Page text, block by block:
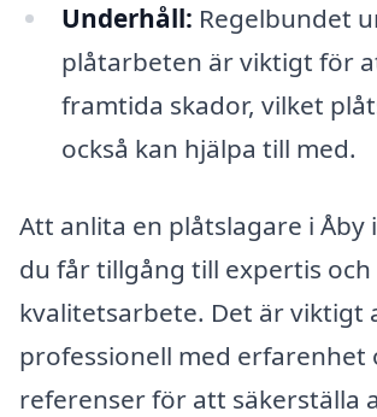
Underhåll: Regelbundet
plåtarbeten är viktigt för
framtida skador, vilket
också kan hjälpa till med.
Att anlita en plåtslagare i Åby
du får tillgång till expertis och
kvalitetsarbete. Det är viktigt
professionell med erfarenhet
referenser för att säkerställa